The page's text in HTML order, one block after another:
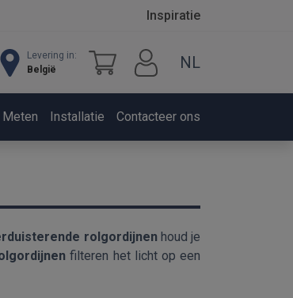
Inspiratie
Levering in:
België
NL
Meten Installatie Contacteer ons
rolgordijnen houd je
filteren het licht op een